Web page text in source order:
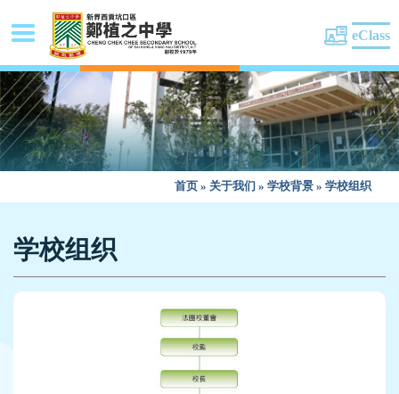
eClass
首页 » 关于我们 » 学校背景 » 学校组织
学校组织